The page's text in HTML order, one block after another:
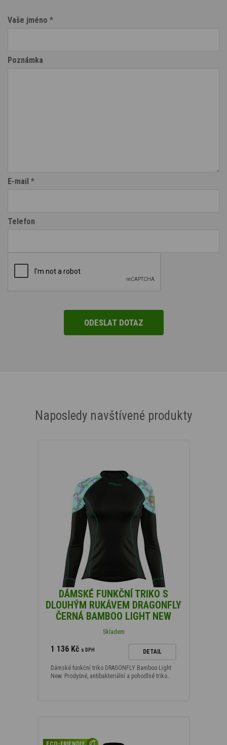
Vaše jméno *
Poznámka
E-mail *
Telefon
Naposledy navštívené produkty
DÁMSKÉ FUNKČNÍ TRIKO S
DLOUHÝM RUKÁVEM DRAGONFLY
ČERNÁ BAMBOO LIGHT NEW
Skladem
1 136 Kč s DPH DETAIL
Dámské funkční triko DRAGONFLY Bamboo Light
New. Prodyšné, antibakteriální a pohodlné triko…